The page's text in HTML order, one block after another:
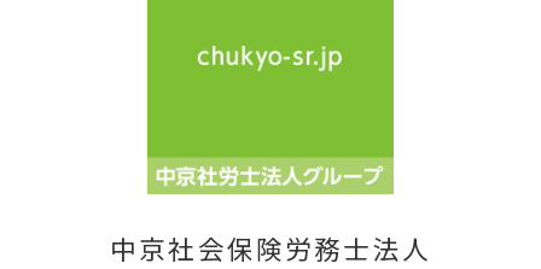
中京社会保険労務士法人